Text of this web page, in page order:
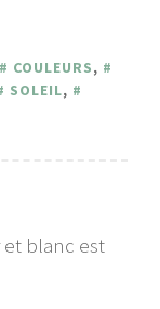
COULEURS,
SOLEIL,
et blanc est